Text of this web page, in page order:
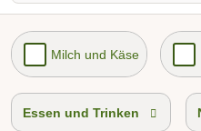
Milch und Käse
Essen und Trinken